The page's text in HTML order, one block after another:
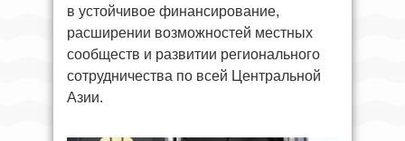
в устойчивое финансирование,
расширении возможностей местных
сообществ и развитии регионального
сотрудничества по всей Центральной
Азии.